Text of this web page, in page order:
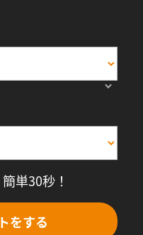
単30秒！
をする